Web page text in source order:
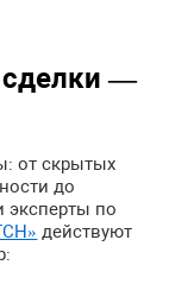
—
от скрытых
до
эксперты по
действуют